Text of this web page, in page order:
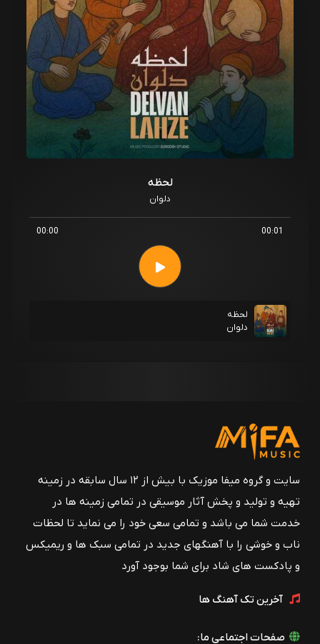
لحظه
دلوان
00:00 00:01
لحظه
دلوان
سایت و گروه میفا موزیک با بیش از ۱۲ سال سابقه در زمینه
تهیه و تولید و پخش آثار موسیقی در تمامی زمینه ها در
خدمت شما می باشد و تمامی سعی خود را می نماید تا لحظات
ناب و خوشی را با آهنگهای جدید در تمامی سبک ها و ریمیکس
و پادکست های شاد برای شما بوجود آورد
آخرین تک آهنگ ها
صفحات اجتماعی ما: